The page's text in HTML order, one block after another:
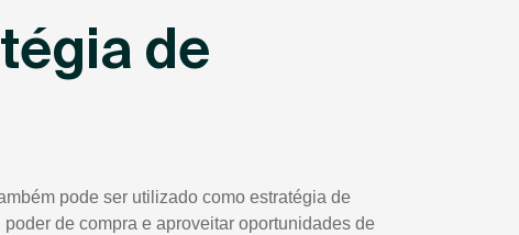
de
pode ser utilizado como estratégia de
de compra e aproveitar oportunidades de